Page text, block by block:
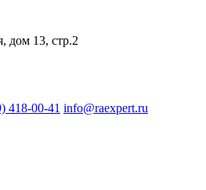
дом 13, стр.2
418-00-41 info@raexpert.ru